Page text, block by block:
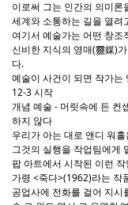
이로써 그는 인간의 의미
세계와 소통하는 길을 열려
여기서 예술가는 어떤 창조
신비한 지식의 영매(靈媒)
다.
예술이 사건이 되면 작가는
12-3 시작
개념 예술 - 머릿속에 든 컨
하지 않다
우리가 아는 대로 앤디 워
그것의 실행을 작업팀에게
팝 아트에서 시작된 이런
가령 <죽다>(1962)라는 작
공업사에 전화를 걸어 지시